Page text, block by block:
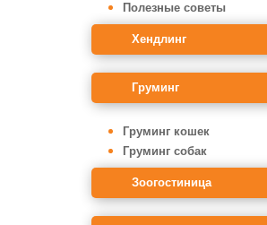
Полезные советы
Хендлинг
Груминг
Груминг кошек
Груминг собак
Зоогостиница